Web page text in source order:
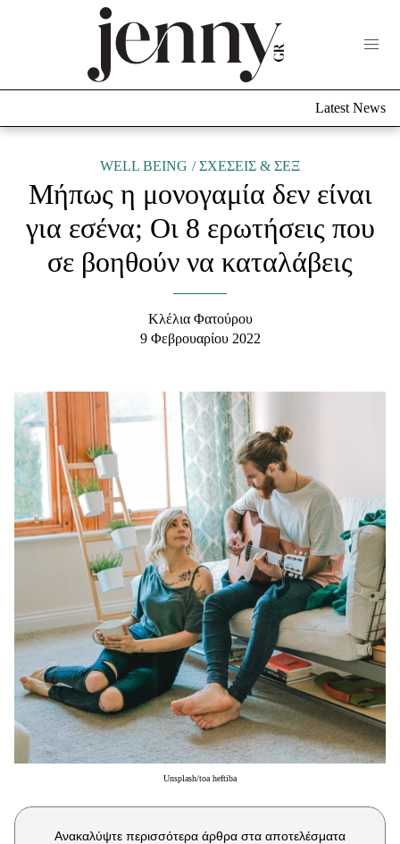
Culture
Fashion
Shopping
Styling Tips
Fashion News
Beauty - Ομορφιά
Μαλλιά - Νύχια
Μακιγιάζ
Beauty News
Well being
Ψυχολογία
Υγεία + Διατροφή
Σχέσεις & Σεξ
Woman Power
Parenting
Working Girl
Real Women
Πρόσωπα
Celebrities
Συνεντεύξεις
Latest News
WELL BEING ΣΧΕΣΕΙΣ & ΣΕΞ
Μήπως η μονογαμία δεν είναι
για εσένα; Οι 8 ερωτήσεις που
σε βοηθούν να καταλάβεις
Κλέλια Φατούρου
9 Φεβρουαρίου 2022
Unsplash/toa heftiba
Ανακαλύψτε περισσότερα άρθρα στα αποτελέσματα